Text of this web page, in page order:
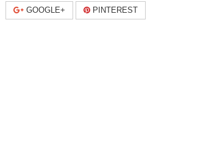
GOOGLE+ PINTEREST